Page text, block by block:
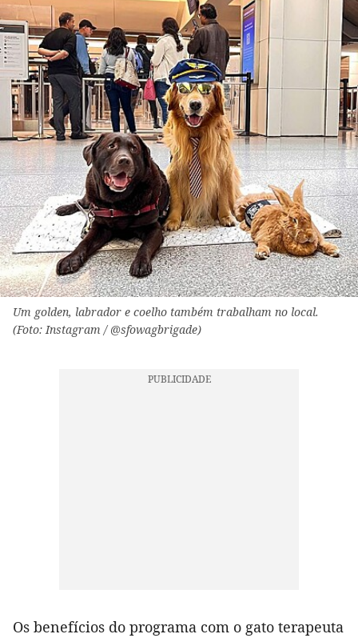
Um golden, labrador e coelho também trabalham no local.
(Foto: Instagram / @sfowagbrigade)
Os benefícios do programa com o gato terapeuta